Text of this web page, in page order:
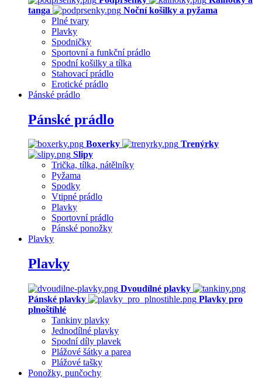
tanga
Noční košilky a pyžama
Plné tvary
Plavky
Spodničky
Sportovní a funkční prádlo
Spodní košilky a tílka
Stahovací prádlo
Erotické prádlo
Pánské prádlo
Pánské prádlo
Boxerky
Trenýrky
Slipy
Trička, tílka, nátělníky
Pyžama
Spodky
Vtipné prádlo
Plavky
Sportovní prádlo
Pánské ponožky
Plavky
Plavky
Dvoudílné plavky
Pánské plavky
Plavky pro
plnoštíhlé
Tankiny plavky
Jednodílné plavky
Spodní díly plavek
Plážové šátky a parea
Plážové tašky
Ponožky, punčochy